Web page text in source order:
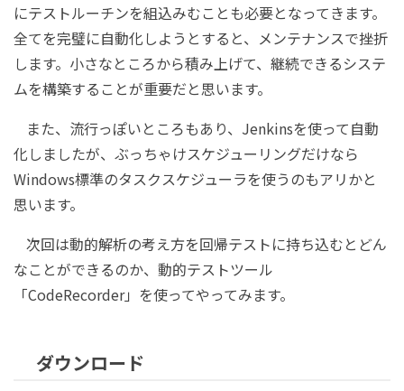
にテストルーチンを組込みむことも必要となってきます。
全てを完璧に自動化しようとすると、メンテナンスで挫折
します。小さなところから積み上げて、継続できるシステ
ムを構築することが重要だと思います。
また、流行っぽいところもあり、Jenkinsを使って自動
化しましたが、ぶっちゃけスケジューリングだけなら
Windows標準のタスクスケジューラを使うのもアリかと
思います。
次回は動的解析の考え方を回帰テストに持ち込むとどん
なことができるのか、動的テストツール
「CodeRecorder」を使ってやってみます。
ダウンロード